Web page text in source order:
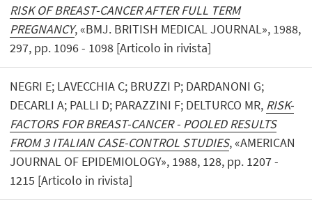
RISK OF BREAST-CANCER AFTER FULL TERM
PREGNANCY, «BMJ. BRITISH MEDICAL JOURNAL», 1988,
297, pp. 1096 - 1098 [Articolo in rivista]
NEGRI E; LAVECCHIA C; BRUZZI P; DARDANONI G;
DECARLI A; PALLI D; PARAZZINI F; DELTURCO MR, RISK-
FACTORS FOR BREAST-CANCER - POOLED RESULTS
FROM 3 ITALIAN CASE-CONTROL STUDIES, «AMERICAN
JOURNAL OF EPIDEMIOLOGY», 1988, 128, pp. 1207 -
1215 [Articolo in rivista]